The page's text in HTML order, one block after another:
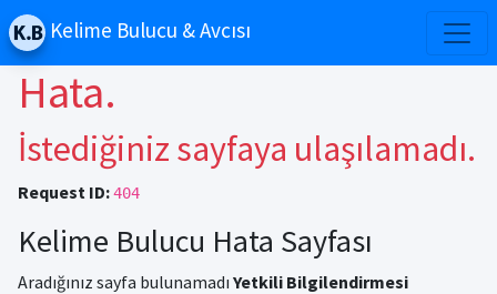
Kelime Bulucu & Avcısı
Hata.
İstediğiniz sayfaya ulaşılamadı.
Request ID: 404
Kelime Bulucu Hata Sayfası
Aradığınız sayfa bulunamadı Yetkili Bilgilendirmesi